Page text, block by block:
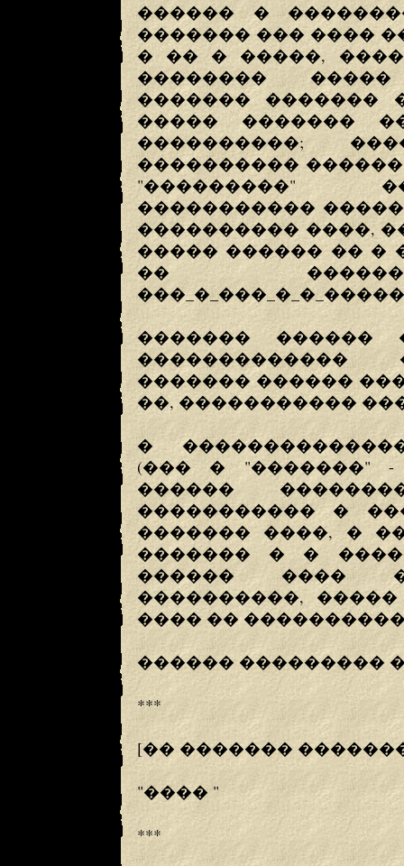
������ �
������� ��� ����
� �� � �����,
��������
������� �������
����� �������
����������;
����������
"���������"
�����������
���������� ����,
����� ������ �� �
��
������� ������
�������������
������� ������
��, �����������
�
(��� � "�������"
������
����������� �
������� ����, �
������� � �
������ ����
����������,
���� ��
������ ���������
***
[�� �������
"���� "
***